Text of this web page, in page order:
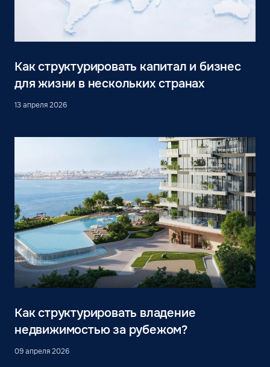
Как структурировать капитал и бизнес
для жизни в нескольких странах
13 апреля 2026
Как структурировать владение
недвижимостью за рубежом?
09 апреля 2026